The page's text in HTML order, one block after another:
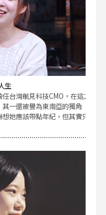
生
台灣航見科技CMO，在這之
一還被譽為東南亞的獨角
她應該帶點年紀，但其實只